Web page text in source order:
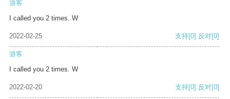
游客
I called you 2 times. W
2022-02-25 支持[0] 反对[0]
游客
I called you 2 times. W
2022-02-20 支持[0] 反对[0]